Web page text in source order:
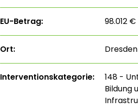
EU-Betrag: 98.012 €
Ort: Dresden
Interventions­kategorie:
148 -
Bildung